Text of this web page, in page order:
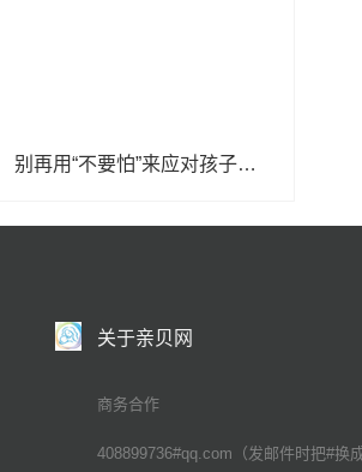
别再用“不要怕”来应对孩子害怕了
关于亲贝网
商务合作
408899736#qq.com（发邮件时把#换